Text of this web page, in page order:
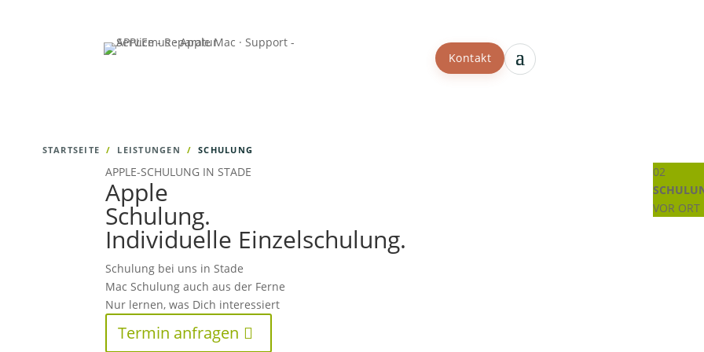
Kontakt
STARTSEITE LEISTUNGEN SCHULUNG
APPLE-SCHULUNG IN STADE
Apple
Schulung.
Individuelle Einzelschulung.
Schulung bei uns in Stade
Mac Schulung auch aus der Ferne
Nur lernen, was Dich interessiert
Termin anfragen
02
VOR ORT